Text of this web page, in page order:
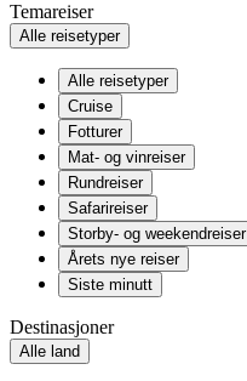
Temareiser
Alle reisetyper
Alle reisetyper
Cruise
Fotturer
Mat- og vinreiser
Rundreiser
Safarireiser
Storby- og weekendreiser
Årets nye reiser
Siste minutt
Destinasjoner
Alle land